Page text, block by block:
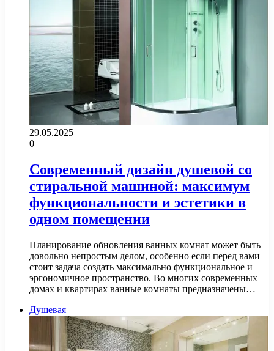
29.05.2025
0
Современный дизайн душевой со
стиральной машиной: максимум
функциональности и эстетики в
одном помещении
Планирование обновления ванных комнат может быть
довольно непростым делом, особенно если перед вами
стоит задача создать максимально функциональное и
эргономичное пространство. Во многих современных
домах и квартирах ванные комнаты предназначены…
Душевая